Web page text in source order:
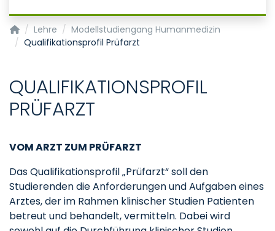
Institut für Medizinische Statistik
Lehre
Modellstudiengang Humanmedizin
Qualifikationsprofil Prüfarzt
QUALIFIKATIONSPROFIL
PRÜFARZT
VOM ARZT ZUM PRÜFARZT
Das Qualifikationsprofil „Prüfarzt“ soll den
Studierenden die Anforderungen und Aufgaben eines
Arztes, der im Rahmen klinischer Studien Patienten
betreut und behandelt, vermitteln. Dabei wird